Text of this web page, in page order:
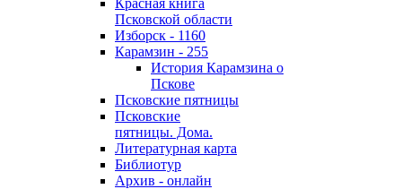
Красная книга
Псковской области
Изборск - 1160
Карамзин - 255
История Карамзина о
Пскове
Псковские пятницы
Псковские
пятницы. Дома.
Литературная карта
Библиотур
Архив - онлайн